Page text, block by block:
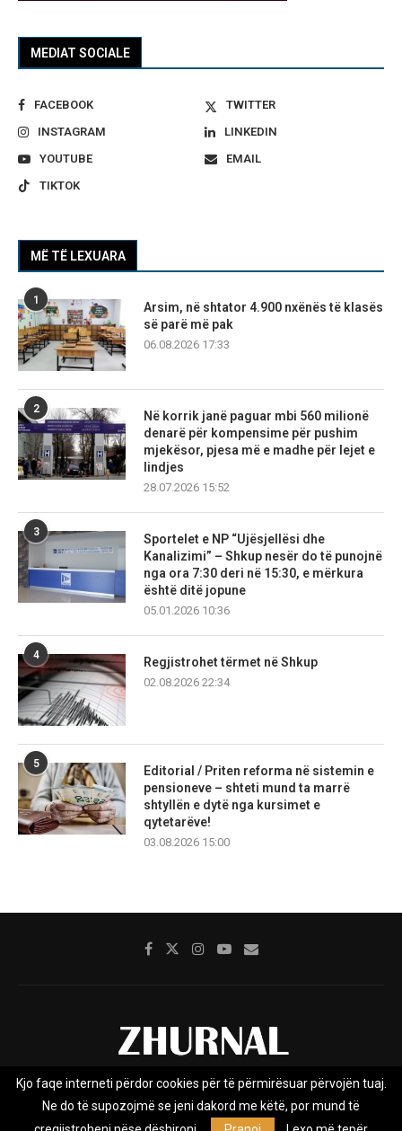
MEDIAT SOCIALE
FACEBOOK
TWITTER
INSTAGRAM
LINKEDIN
YOUTUBE
EMAIL
TIKTOK
MË TË LEXUARA
1
Arsim, në shtator 4.900 nxënës të klasës
së parë më pak
06.08.2026 17:33
2
Në korrik janë paguar mbi 560 milionë
denarë për kompensime për pushim
mjekësor, pjesa më e madhe për lejet e
lindjes
28.07.2026 15:52
3
Sportelet e NP “Ujësjellësi dhe
Kanalizimi” – Shkup nesër do të punojnë
nga ora 7:30 deri në 15:30, e mërkura
është ditë jopune
05.01.2026 10:36
4
Regjistrohet tërmet në Shkup
02.08.2026 22:34
5
Editorial / Priten reforma në sistemin e
pensioneve – shteti mund ta marrë
shtyllën e dytë nga kursimet e
qytetarëve!
03.08.2026 15:00
Rreth nesh Impresumi Marketing
Privacy Policy
Kjo faqe interneti përdor cookies për të përmirësuar përvojën tuaj.
Ne do të supozojmë se jeni dakord me këtë, por mund të